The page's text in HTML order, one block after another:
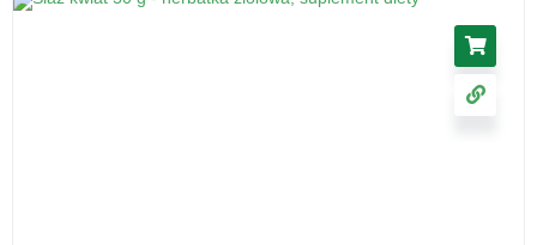
Korzeń lubczyka, 50 g - środek spożywczy